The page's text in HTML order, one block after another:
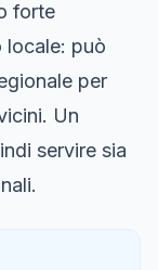
forte
locale: può
per
Un
servire sia